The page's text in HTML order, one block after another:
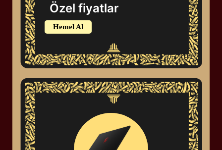
Özel fiyatlar
Hemel Al